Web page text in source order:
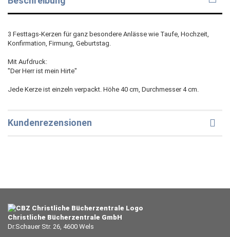
3 Festtags-Kerzen für ganz besondere Anlässe wie Taufe, Hochzeit,
Konfirmation, Firmung, Geburtstag.
Mit Aufdruck:
"Der Herr ist mein Hirte"
Jede Kerze ist einzeln verpackt. Höhe 40 cm, Durchmesser 4 cm.
Kundenrezensionen
Christliche Bücherzentrale GmbH
Dr.Schauer Str. 26, 4600 Wels